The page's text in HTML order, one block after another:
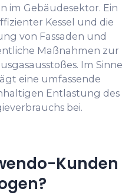
im Gebäudesektor. Ein
Kessel und die
von Fassaden und
Maßnahmen zur
Im Sinne
eine umfassende
Entlastung des
bei.
Kunden